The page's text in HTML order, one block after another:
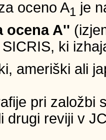
oceno A1 je
ocena A''
ki
ameriški ali
pri založbi
drugi reviji v